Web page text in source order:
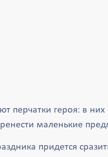
перчатки героя: в них
маленькие
придется